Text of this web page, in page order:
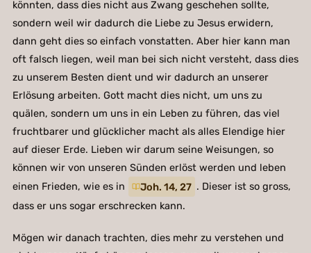
könnten, dass dies nicht aus Zwang geschehen sollte,
sondern weil wir dadurch die Liebe zu Jesus erwidern,
dann geht dies so einfach vonstatten. Aber hier kann man
oft falsch liegen, weil man bei sich nicht versteht, dass dies
zu unserem Besten dient und wir dadurch an unserer
Erlösung arbeiten. Gott macht dies nicht, um uns zu
quälen, sondern um uns in ein Leben zu führen, das viel
fruchtbarer und glücklicher macht als alles Elendige hier
auf dieser Erde. Lieben wir darum seine Weisungen, so
können wir von unseren Sünden erlöst werden und leben
einen Frieden, wie es in
Joh. 14, 27 . Dieser ist so gross,
dass er uns sogar erschrecken kann.
Mögen wir danach trachten, dies mehr zu verstehen und